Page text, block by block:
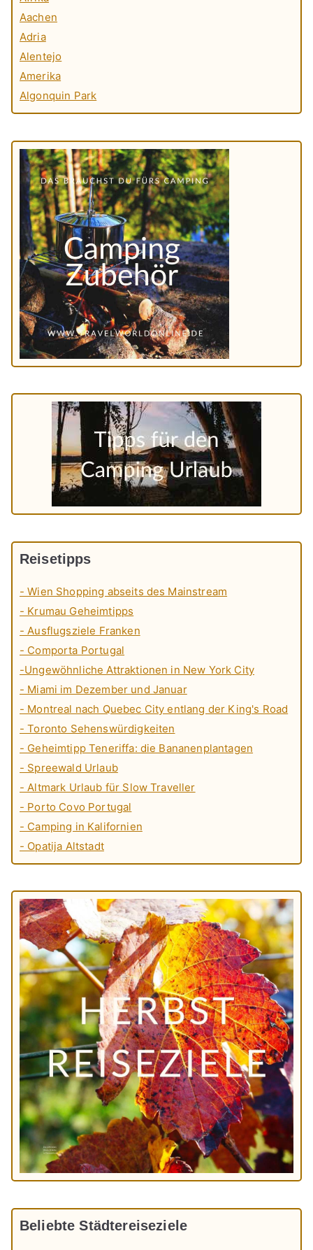
Aachen
Adria
Alentejo
Amerika
Algonquin Park
Reisetipps
- Wien Shopping abseits des Mainstream
- Krumau Geheimtipps
- Ausflugsziele Franken
- Comporta Portugal
-Ungewöhnliche Attraktionen in New York City
- Miami im Dezember und Januar
- Montreal nach Quebec City entlang der King's Road
- Toronto Sehenswürdigkeiten
- Geheimtipp Teneriffa: die Bananenplantagen
- Spreewald Urlaub
- Altmark Urlaub für Slow Traveller
- Porto Covo Portugal
- Camping in Kalifornien
- Opatija Altstadt
Beliebte Städtereiseziele